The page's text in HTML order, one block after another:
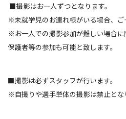
■撮影はお一人ずつとなります。
※未就学児のお連れ様がいる場合、ご
※お一人での撮影参加が難しい場合に
保護者等の参加も可能と致します。
■撮影は必ずスタッフが行います。
※自撮りや選手単体の撮影は禁止とな